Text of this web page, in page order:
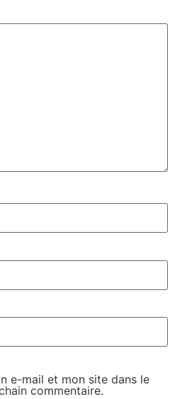
e-mail et mon site dans le
commentaire.